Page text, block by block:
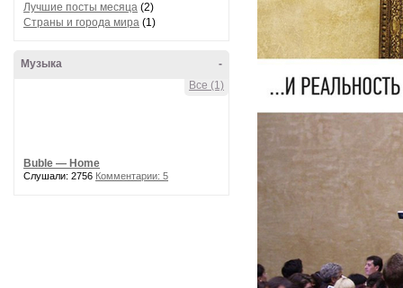
Лучшие посты месяца (2)
Страны и города мира (1)
-
Музыка
Все (1)
Buble — Home
Слушали: 2756 Комментарии: 5